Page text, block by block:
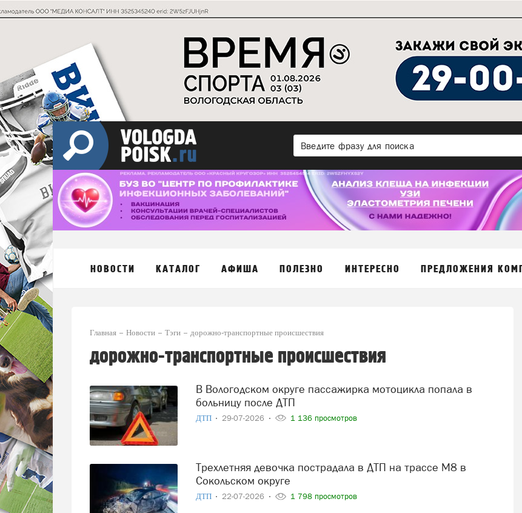
НОВОСТИ КАТАЛОГ АФИША ПОЛЕЗНО ИНТЕРЕСНО ПРЕДЛОЖЕНИЯ
Главная Новости Тэги дорожно-транспортные происшествия
дорожно-транспортные происшествия
В Вологодском округе пассажирка мотоцикла попала в
больницу после ДТП
ДТП 29-07-2026 1 136 просмотров
Трехлетняя девочка пострадала в ДТП на трассе М8 в
Сокольском округе
ДТП 22-07-2026 1 798 просмотров